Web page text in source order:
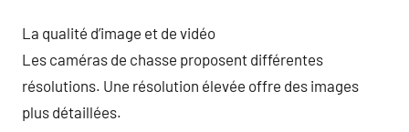
La qualité d’image et de vidéo
Les caméras de chasse proposent différentes
résolutions. Une résolution élevée offre des images
plus détaillées.